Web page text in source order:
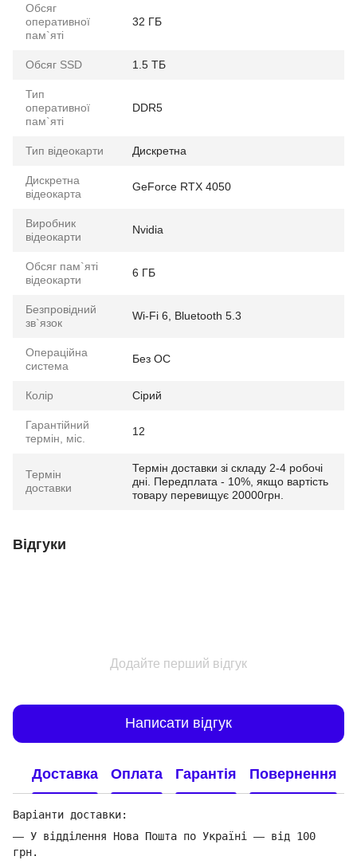
Обсяг
оперативної
пам`яті
32 ГБ
Обсяг SSD 1.5 ТБ
Тип
оперативної
пам`яті
DDR5
Тип відеокарти Дискретна
Дискретна
відеокарта
GeForce RTX 4050
Виробник
відеокарти
Nvidia
Обсяг пам`яті
відеокарти
6 ГБ
Безпровідний
зв`язок
Wi-Fi 6, Bluetooth 5.3
Операційна
система
Без ОС
Колір Сірий
Гарантійний
термін, міс.
12
Термін
доставки
Термін доставки зі складу 2-4 робочі
дні. Передплата - 10%, якщо вартість
товару перевищує 20000грн.
Відгуки
Додайте перший відгук
Написати відгук
Доставка Оплата Гарантія Повернення
Варіанти доставки:
— У відділення Нова Пошта по Україні — від 100
грн.